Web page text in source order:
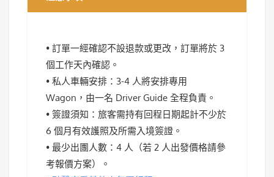
• 訂單一經確認不設退款或更改，訂單將於 3
個工作天內確認。
• 私人車輛安排：3-4 人將安排專用
Wagon，由一名 Driver Guide 全程負責。
• 簽證須知：旅客需持有回程日期起計不少於
6 個月有效護照及所需入境簽證。
• 最少出團人數：4 人（若 2 人出發價格請參
考報價方案）。